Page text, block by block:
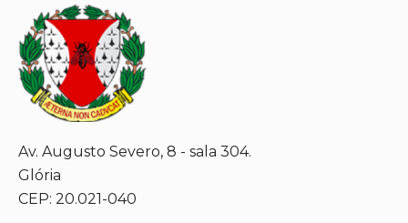
Av. Augusto Severo, 8 - sala 304.
Glória
CEP: 20.021-040